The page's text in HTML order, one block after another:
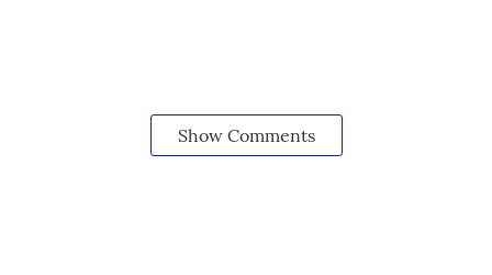
Show Comments